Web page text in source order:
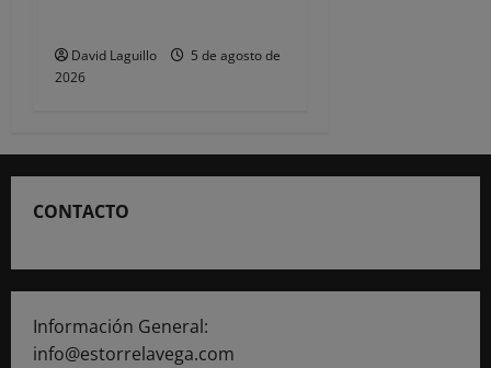
David Laguillo
5 de agosto de
2026
CONTACTO
Información General:
info@estorrelavega.com